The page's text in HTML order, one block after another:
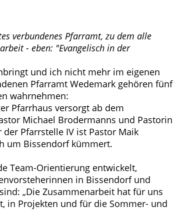
verbundenes Pfarramt, zu dem alle
- eben: "Evangelisch in der
und ich nicht mehr im eigenen
Pfarramt Wedemark gehören fünf
wahrnehmen:
Pfarrhaus versorgt ab dem
Michael Brodermanns und Pastorin
Pfarrstelle IV ist Pastor Maik
um Bissendorf kümmert.
Team-Orientierung entwickelt,
in Bissendorf und
„Die Zusammenarbeit hat für uns
in Projekten und für die Sommer- und